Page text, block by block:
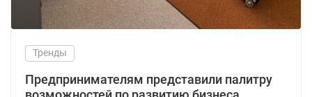
Тренды
Предпринимателям представили палитру